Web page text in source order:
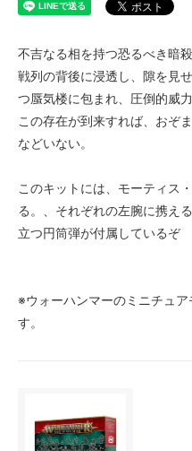
不吉なる相を持つ恐るべき暗
戦列の背後に浸透し、隙を見
つ蜃気楼に包まれ、圧倒的威
この存在が到来すれば、おぞ
などいない。
このキットには、モーティス
る。、それぞれの左腕に携え
立つ円筒弾が付属しているぞ
※ウォーハンマーのミニチュ
す。